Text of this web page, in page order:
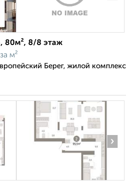
80м², 8/8 этаж
за м²
Берег, жилой комплекс
›